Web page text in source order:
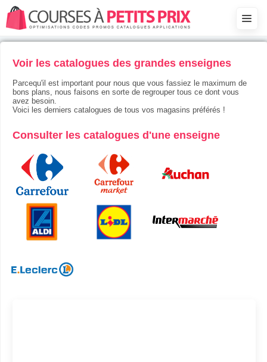
Voir les catalogues des grandes enseignes
Parcequ'il est important pour nous que vous fassiez le maximum de
bons plans, nous faisons en sorte de regrouper tous ce dont vous
avez besoin.
Voici les derniers catalogues de tous vos magasins préférés !
Consulter les catalogues d'une enseigne